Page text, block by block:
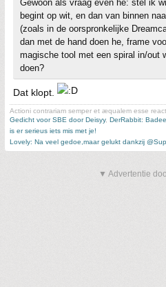
Gewoon als vraag even he: stel ik
begint op wit, en dan van binnen
(zoals in de oorspronkelijke
dan met de hand doen he, frame
magische tool met een spiral in/out
doen?
Dat klopt.
Actioni contrariam semper et æqualem esse
Gedicht voor SBE door Deisyy, DerRabbit:
is er serieus iets mis met je!
Lovely: Na veel gedoe,maar gelukt dankzij
▼ Advertentie